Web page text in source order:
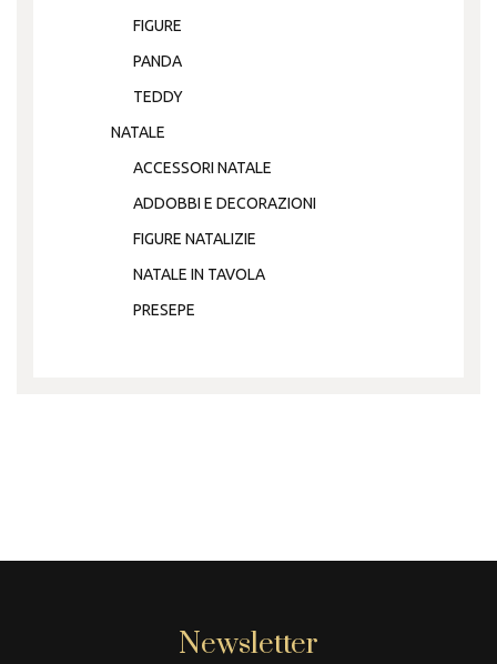
FIGURE
PANDA
TEDDY
NATALE
ACCESSORI NATALE
ADDOBBI E DECORAZIONI
FIGURE NATALIZIE
NATALE IN TAVOLA
PRESEPE
Newsletter